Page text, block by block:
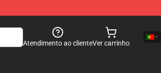
Atendimento ao clienteVer carrinho